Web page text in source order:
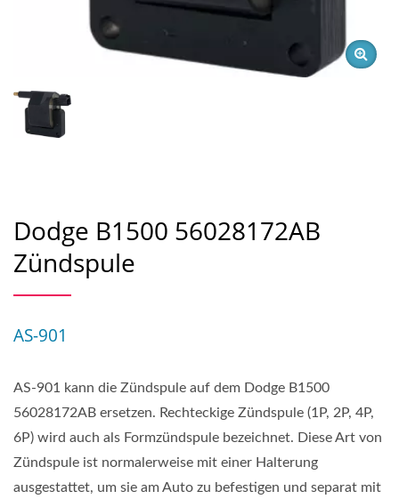
Dodge B1500 56028172AB
Zündspule
AS-901
AS-901 kann die Zündspule auf dem Dodge B1500
56028172AB ersetzen. Rechteckige Zündspule (1P, 2P, 4P,
6P) wird auch als Formzündspule bezeichnet. Diese Art von
Zündspule ist normalerweise mit einer Halterung
ausgestattet, um sie am Auto zu befestigen und separat mit